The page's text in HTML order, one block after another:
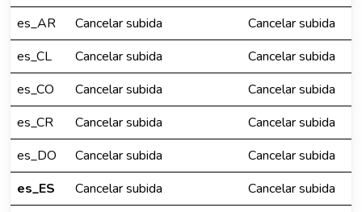
es_AR
Cancelar subida
Cancelar subida
es_CL
Cancelar subida
Cancelar subida
es_CO
Cancelar subida
Cancelar subida
es_CR
Cancelar subida
Cancelar subida
es_DO
Cancelar subida
Cancelar subida
es_ES
Cancelar subida
Cancelar subida